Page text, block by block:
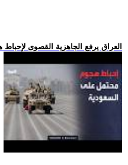
.. العراق يرفع الجاهزية القصوى